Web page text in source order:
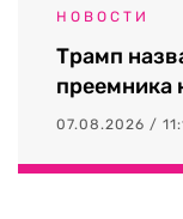
НОВОСТИ
Трамп
преемника
07.08.2026 /